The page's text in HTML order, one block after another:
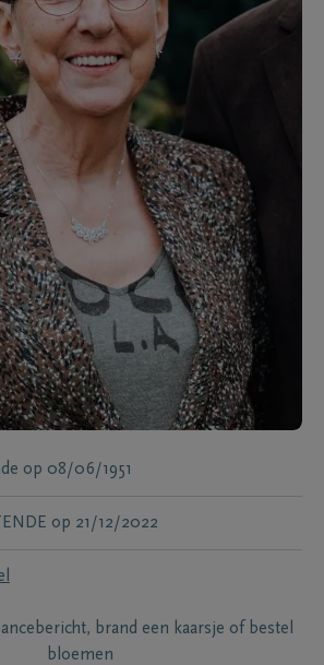
op 08/06/1951
op 21/12/2022
brand een kaarsje of bestel
bloemen